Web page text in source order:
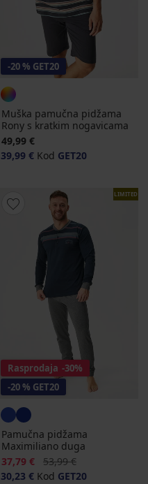
-20 % GET20
Muška pamučna pidžama
Rony s kratkim nogavicama
49,99 €
39,99 € Kod GET20
LIMITED
Rasprodaja -30%
-20 % GET20
Pamučna pidžama
Maximiliano duga
Popust
37,79 € Prvobitna cijena
53,99 €
30,23 € Kod GET20